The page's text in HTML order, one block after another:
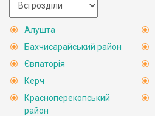
Алушта
Бахчисарайський район
Євпаторія
Керч
Красноперекопський
район